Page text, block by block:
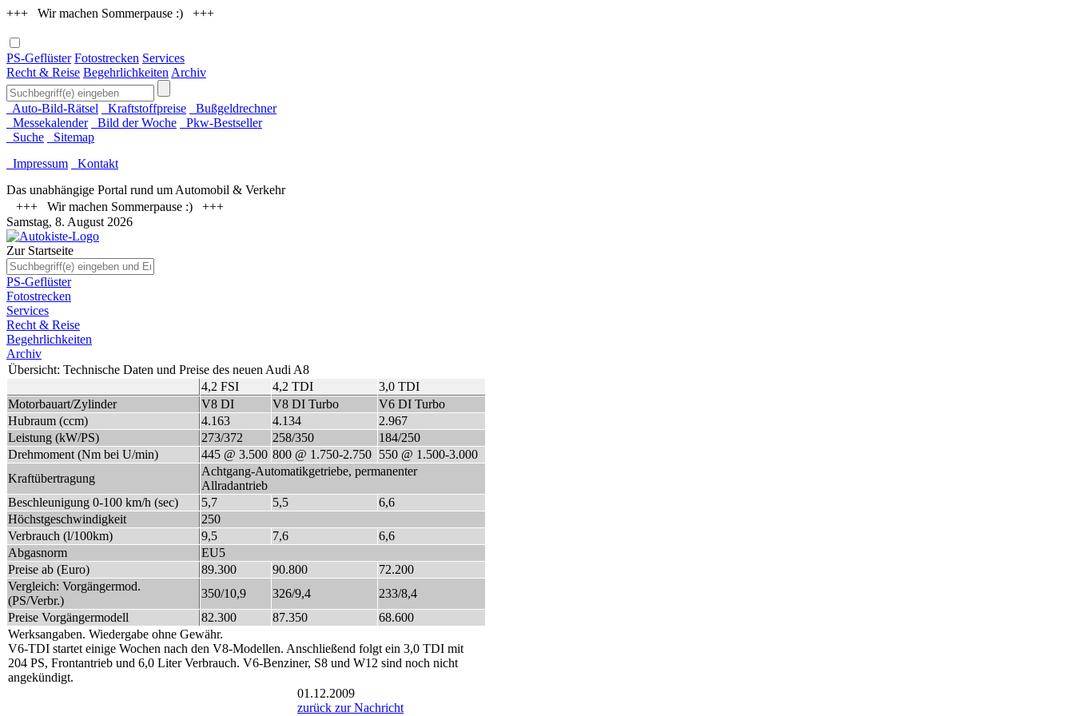
+++ Wir machen Sommerpause :) +++
PS-Geflüster Fotostrecken Services
Recht & Reise Begehrlichkeiten Archiv
Auto-Bild-Rätsel Kraftstoffpreise
Bußgeldrechner
Messekalender
Bild der Woche
Pkw-Bestseller
Suche
Sitemap
Impressum
Kontakt
Das unabhängige Portal rund um Automobil & Verkehr
+++ Wir machen Sommerpause :) +++
Samstag, 8. August 2026
Zur Startseite
PS-Geflüster
Fotostrecken
Services
Recht & Reise
Begehrlichkeiten
Archiv
Übersicht: Technische Daten und Preise des neuen Audi A8
4,2 FSI
4,2 TDI
3,0 TDI
Motorbauart/Zylinder
V8 DI V8 DI Turbo
V6 DI Turbo
Hubraum (ccm)
4.163 4.134
2.967
Leistung (kW/PS)
273/372 258/350
184/250
Drehmoment (Nm bei U/min)
445 @ 3.500 800 @ 1.750-2.750 550 @ 1.500-3.000
Kraftübertragung
Achtgang-Automatikgetriebe, permanenter
Allradantrieb
Beschleunigung 0-100 km/h (sec)
5,7 5,5
6,6
Höchstgeschwindigkeit
250
Verbrauch (l/100km)
9,5 7,6
6,6
Abgasnorm
EU5
Preise ab (Euro)
89.300 90.800
72.200
Vergleich: Vorgängermod.
(PS/Verbr.)
350/10,9 326/9,4
233/8,4
Preise Vorgängermodell
82.300 87.350
68.600
Werksangaben. Wiedergabe ohne Gewähr.
V6-TDI startet einige Wochen nach den V8-Modellen. Anschließend folgt ein 3,0 TDI mit
204 PS, Frontantrieb und 6,0 Liter Verbrauch. V6-Benziner, S8 und W12 sind noch nicht
angekündigt.
01.12.2009
zurück zur Nachricht